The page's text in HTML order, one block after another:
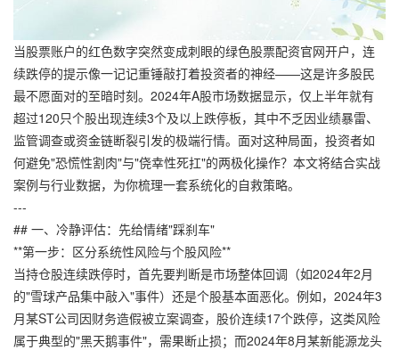
当股票账户的红色数字突然变成刺眼的绿色股票配资官网开户，连
续跌停的提示像一记记重锤敲打着投资者的神经——这是许多股民
最不愿面对的至暗时刻。2024年A股市场数据显示，仅上半年就有
超过120只个股出现连续3个及以上跌停板，其中不乏因业绩暴雷、
监管调查或资金链断裂引发的极端行情。面对这种局面，投资者如
何避免"恐慌性割肉"与"侥幸性死扛"的两极化操作？本文将结合实战
案例与行业数据，为你梳理一套系统化的自救策略。
---
## 一、冷静评估：先给情绪"踩刹车"
**第一步：区分系统性风险与个股风险**
当持仓股连续跌停时，首先要判断是市场整体回调（如2024年2月
的"雪球产品集中敲入"事件）还是个股基本面恶化。例如，2024年3
月某ST公司因财务造假被立案调查，股价连续17个跌停，这类风险
属于典型的"黑天鹅事件"，需果断止损；而2024年8月某新能源龙头